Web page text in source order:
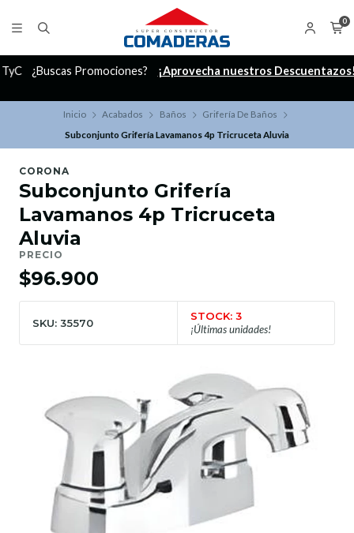
0
¿Buscas Promociones? ¡Aprovecha nuestros Descuentazos!
Inicio Acabados Baños
Grifería De Baños
Subconjunto Grifería Lavamanos 4p Tricruceta Aluvia
CORONA
Subconjunto Grifería
Lavamanos 4p Tricruceta
Aluvia
PRECIO
$96.900
SKU: 35570
STOCK: 3
¡Últimas unidades!